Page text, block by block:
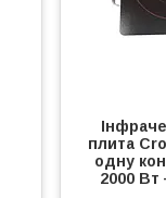
плита
одну
2000